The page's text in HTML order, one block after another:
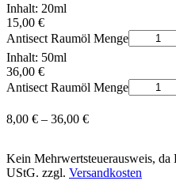
Inhalt: 20ml
15,00 €
Antisect Raumöl Menge
Inhalt: 50ml
36,00 €
Antisect Raumöl Menge
8,00 € – 36,00 €
Kein Mehrwertsteuerausweis,
UStG. zzgl. Versandkosten